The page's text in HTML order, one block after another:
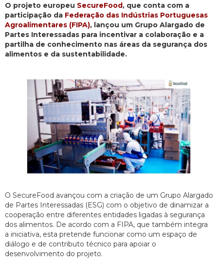
O projeto europeu SecureFood, que conta com a
participação da Federação das Indústrias Portuguesas
Agroalimentares (FIPA), lançou um Grupo Alargado de
Partes Interessadas para incentivar a colaboração e a
partilha de conhecimento nas áreas da segurança dos
alimentos e da sustentabilidade.
O SecureFood avançou com a criação de um Grupo Alargado
de Partes Interessadas (ESG) com o objetivo de dinamizar a
cooperação entre diferentes entidades ligadas à segurança
dos alimentos. De acordo com a FIPA, que também integra
a iniciativa, esta pretende funcionar como um espaço de
diálogo e de contributo técnico para apoiar o
desenvolvimento do projeto.